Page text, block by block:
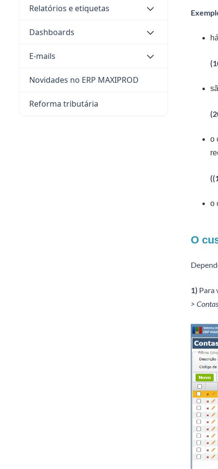
Relatórios e etiquetas
Dashboards
E-mails
Novidades no ERP MAXIPROD
Reforma tributária
o
o
O
1) Para
>